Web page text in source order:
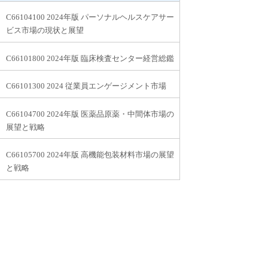
C66104100 2024年版 パーソナルヘルスケアサー
ビス市場の現状と展望
C66101800 2024年版 臨床検査センター経営総鑑
C66101300 2024 従業員エンゲージメント市場
C66104700 2024年版 医薬品原薬・中間体市場の
展望と戦略
C66105700 2024年版 高機能包装材料市場の展望
と戦略